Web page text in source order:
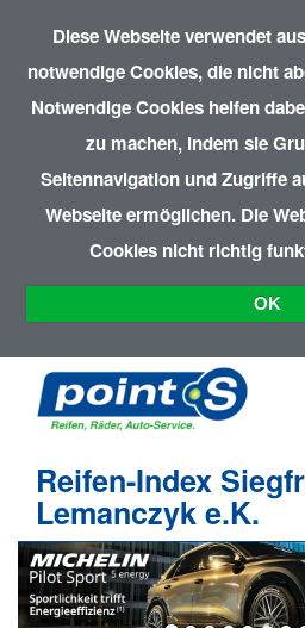
Diese Webseite verwendet
notwendige Cookies, die nicht
Notwendige Cookies helfen
zu machen, indem sie
Seitennavigation und Zugriffe
Webseite ermöglichen. Die
Cookies nicht richtig
OK
Reifen-Index
Lemanczyk e.K.